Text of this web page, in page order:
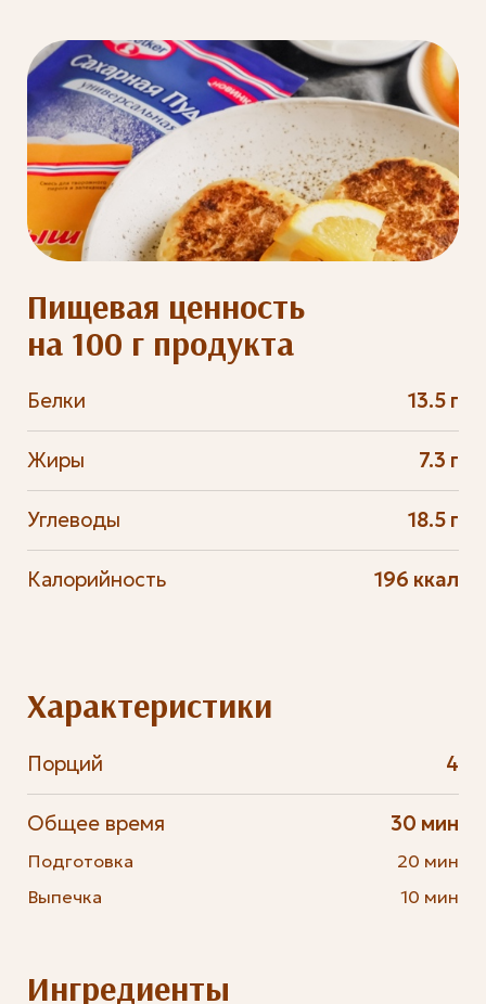
Пищевая ценность
на 100 г продукта
Белки 13.5 г
Жиры 7.3 г
Углеводы 18.5 г
Калорийность 196 ккал
Характеристики
Порций 4
Общее время
Подготовка
Выпечка
30 мин
20 мин
10 мин
Ингредиенты